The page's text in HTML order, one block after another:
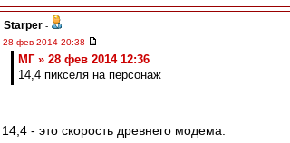
Starper -
28 фев 2014 20:38
МГ » 28 фев 2014 12:36
14,4 пикселя на персонаж
14,4 - это скорость древнего модема.